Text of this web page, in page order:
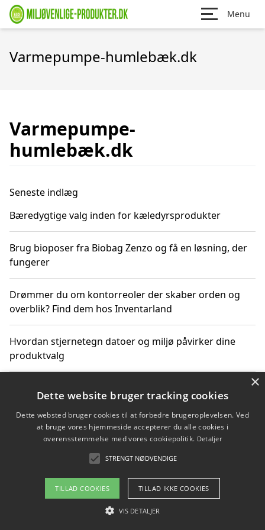
Menu
Varmepumpe-humlebæk.dk
Varmepumpe-
humlebæk.dk
Seneste indlæg
Bæredygtige valg inden for kæledyrsprodukter
Brug bioposer fra Biobag Zenzo og få en løsning, der
fungerer
Drømmer du om kontorreoler der skaber orden og
overblik? Find dem hos Inventarland
Hvordan stjernetegn datoer og miljø påvirker dine
produktvalg
Copyright 2026 - Pilanto Aps
Om / kontakt
Blog Betingelser
×
Dette website bruger tracking cookies
Dette websted bruger cookies til at forbedre brugeroplevelsen. Ved
at bruge vores hjemmeside accepterer du alle cookies i
overensstemmelse med vores cookiepolitik. Detaljer
STRENGT NØDVENDIGE
TILLAD COOKIES TILLAD IKKE COOKIES
VIS DETALJER